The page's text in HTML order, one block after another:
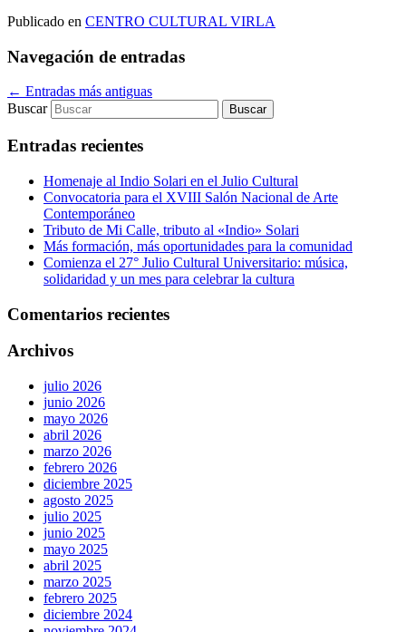
Publicado en CENTRO CULTURAL VIRLA
Navegación de entradas
← Entradas más antiguas
Buscar
Entradas recientes
Homenaje al Indio Solari en el Julio Cultural
Convocatoria para el XVIII Salón Nacional de Arte
Contemporáneo
Tributo de Mi Calle, tributo al «Indio» Solari
Más formación, más oportunidades para la comunidad
Comienza el 27° Julio Cultural Universitario: música,
solidaridad y un mes para celebrar la cultura
Comentarios recientes
Archivos
julio 2026
junio 2026
mayo 2026
abril 2026
marzo 2026
febrero 2026
diciembre 2025
agosto 2025
julio 2025
junio 2025
mayo 2025
abril 2025
marzo 2025
febrero 2025
diciembre 2024